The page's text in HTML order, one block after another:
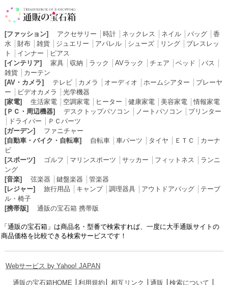
[ファッション] アクセサリー 時計│ ネックレス ネイル│ バッグ│ 香
水
財布│ 雑貨│ ジュエリー アパレル│ シューズ│ リング│ ブレスレッ
ト
インナー
ピアス
[インテリア]
家具│ 収納 ラック AVラック チェア ベッド バス
雑貨│ カーテン
[AV・カメラ]
テレビ│ カメラ オーディオ ホームシアター
プレーヤ
ー
ビデオカメラ
光学機器
[家電]
生活家電│ 空調家電│ ヒーター 健康家電│ 美容家電│情報家電
[ＰＣ・周辺機器]
デスクトップパソコン ノートパソコン
プリンター
ドライバー
ＰＣパーツ
[ガーデン]
ファニチャー
[自動車・バイク・自転車]
自転車│ 車パーツ タイヤ ＥＴＣ
カーナ
ビ
[スポーツ]
ゴルフ マリンスポーツ サッカー フィットネス
ランニ
ング
[音楽]
弦楽器 鍵盤楽器
管楽器
[レジャー]
旅行用品 キャンプ│ 調理器具│ アウトドアバッグ│ テーブ
ル・椅子
[携帯版]
通販の宝石箱 携帯版
「通販の宝石箱」は商品名・型番で検索すれば、一度に大手通販サイトの
商品価格を比較できる検索サービスです！
Webサービス by Yahoo! JAPAN
通販の宝石箱HOME 利用規約 相互リンク 通販 検索について